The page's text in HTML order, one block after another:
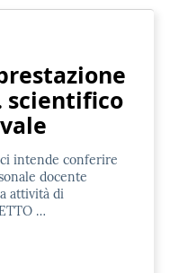
scientifico
intende conferire
docente
attività di
…